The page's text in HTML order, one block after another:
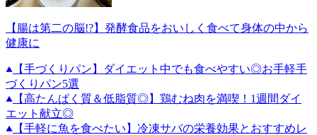
【腸は第二の脳!?】発酵食品をおいしく食べて身体の中から
健康に
【手づくりパン】ダイエット中でも食べやすい◎お手軽手
づくりパン5選
【高たんぱく質＆低脂質◎】鶏むね肉を満喫！1週間ダイ
エット献立◎
【手軽に魚を食べたい】冷凍サバの栄養効果とおすすめレ